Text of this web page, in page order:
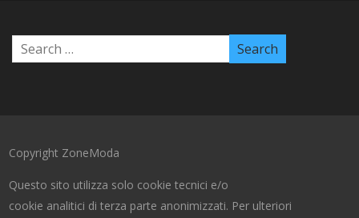
Copyright ZoneModa
Questo sito utilizza solo cookie tecnici e/o
cookie analitici di terza parte anonimizzati. Per ulteriori